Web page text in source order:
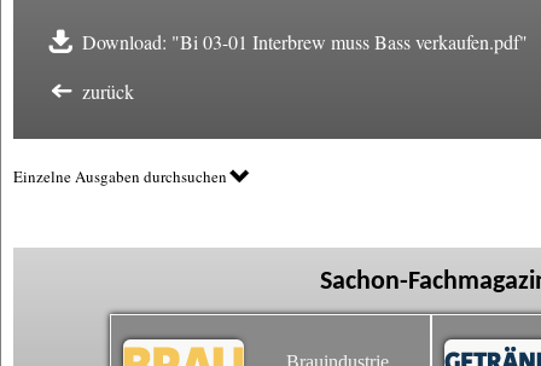
Download: "Bi 03-01 Interbrew muss Bass verkaufen.pdf"
zurück
Einzelne Ausgaben durchsuchen
Sachon-
Brauindustrie